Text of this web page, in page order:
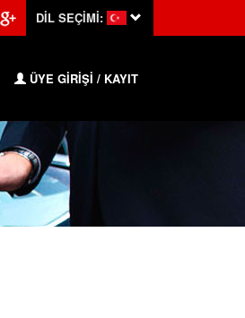
DİL SEÇİMİ:
ÜYE GİRİŞİ / KAYIT